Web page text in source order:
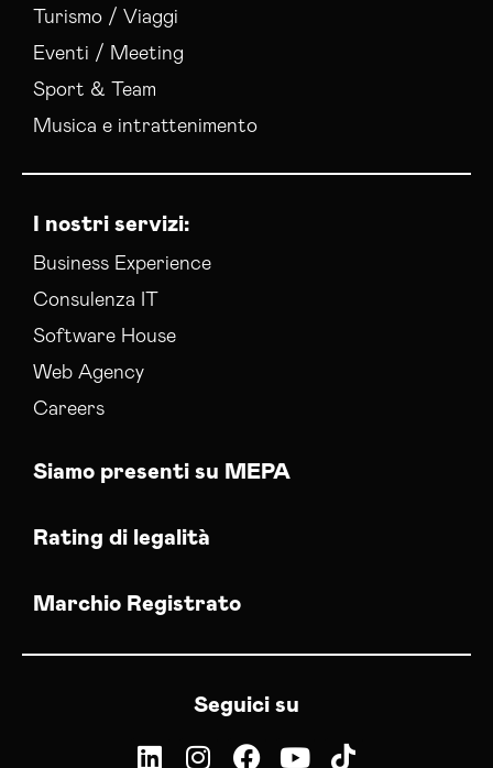
Sviluppo Ecommerce Salerno
Web Agency Salerno
Turismo / Viaggi
Eventi / Meeting
Sport & Team
Musica e intrattenimento
I nostri servizi:
Business Experience
Consulenza IT
Software House
Web Agency
Careers
Siamo presenti su MEPA
Rating di legalità
Marchio Registrato
Seguici su